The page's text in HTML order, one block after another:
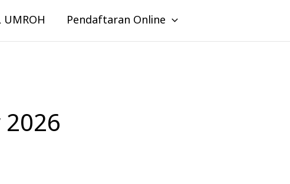
UMROH Pendaftaran Online